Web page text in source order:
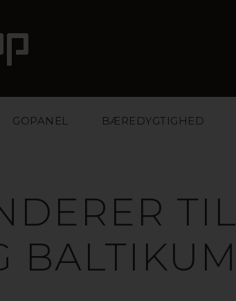
GOPANEL BÆREDYGTIGHED
TIL
BALTIKUM